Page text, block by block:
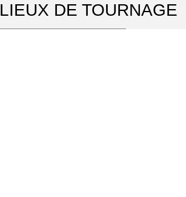
LIEUX DE TOURNAGE